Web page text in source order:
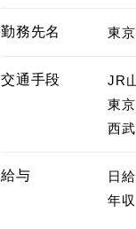
勤務先名 東
交通手段
JR
東
西
給与
日
年